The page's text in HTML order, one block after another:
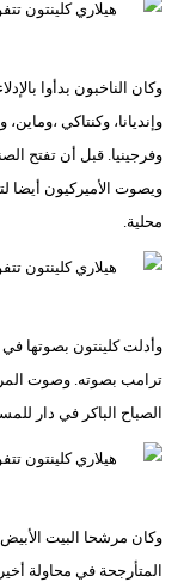
وكان الناخبون بدأوا
وإنديانا، وكنتاكي
وفرجينيا. قبل أن تفتح
ويصوت الأميركيون أيضا
محلية.
وأدلت كلينتون بصوتها
ترامب بصوته. وصوت
الصباح الباكر في دار
وكان مرشحا البيت الأبيض
المتأرجحة في محاولة